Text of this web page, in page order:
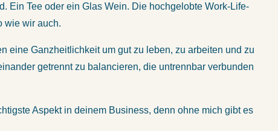
Ein Tee oder ein Glas Wein. Die hochgelobte Work-Life-
wie wir auch.
eine Ganzheitlichkeit um gut zu leben, zu arbeiten und zu
getrennt zu balancieren, die untrennbar verbunden
Aspekt in deinem Business, denn ohne mich gibt es